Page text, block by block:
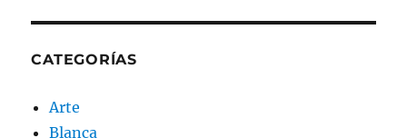
CATEGORÍAS
Arte
Blanca